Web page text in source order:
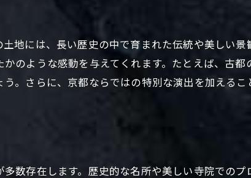
地には、長い歴史の中で育まれた伝統や美しい
のような感動を与えてくれます。たとえば、古
。さらに、京都ならではの特別な演出を加える
数存在します。歴史的な名所や美しい寺院での